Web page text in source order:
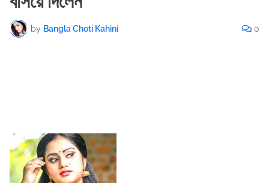
by Bangla Choti Kahini 0